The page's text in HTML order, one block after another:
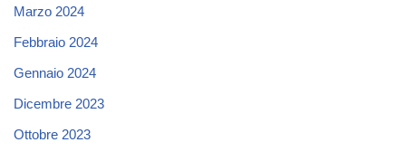
Marzo 2024
Febbraio 2024
Gennaio 2024
Dicembre 2023
Ottobre 2023